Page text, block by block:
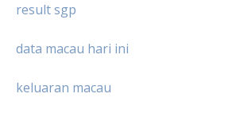
result sgp
data macau hari ini
keluaran macau